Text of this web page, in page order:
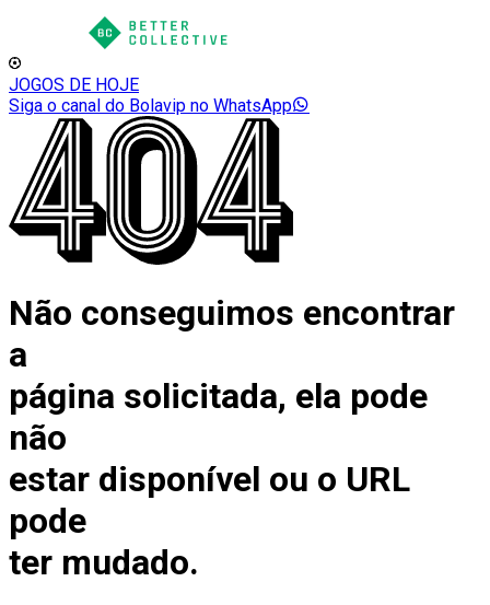
JOGOS DE HOJE
Siga o canal do Bolavip no WhatsApp
Não conseguimos encontrar
a
página solicitada, ela pode
não
estar disponível ou o URL
pode
ter mudado.